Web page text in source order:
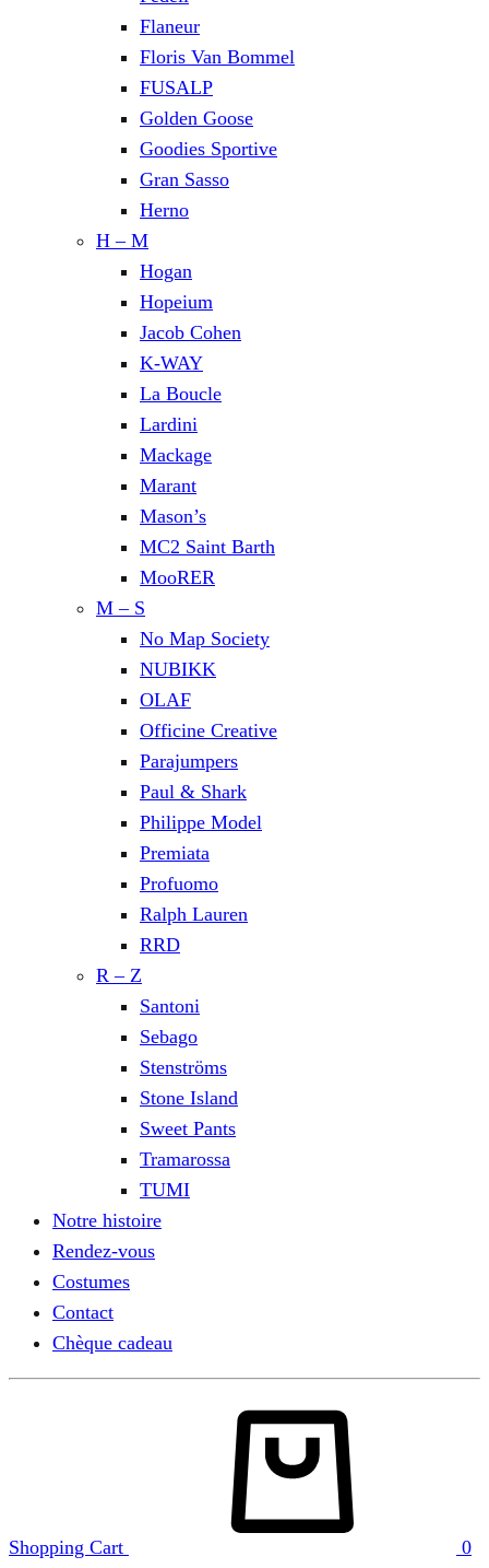
Flaneur
Floris Van Bommel
FUSALP
Golden Goose
Goodies Sportive
Gran Sasso
Herno
H – M
Hogan
Hopeium
Jacob Cohen
K-WAY
La Boucle
Lardini
Mackage
Marant
Mason’s
MC2 Saint Barth
MooRER
M – S
No Map Society
NUBIKK
OLAF
Officine Creative
Parajumpers
Paul & Shark
Philippe Model
Premiata
Profuomo
Ralph Lauren
RRD
R – Z
Santoni
Sebago
Stenströms
Stone Island
Sweet Pants
Tramarossa
TUMI
Notre histoire
Rendez-vous
Costumes
Contact
Chèque cadeau
Shopping Cart 0